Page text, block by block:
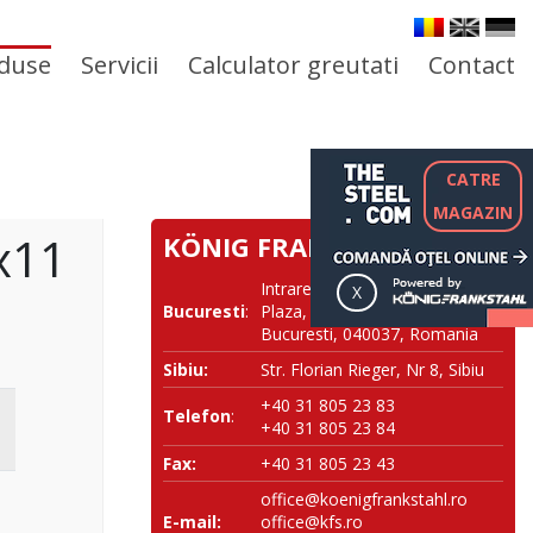
Servicii Calculator greutati Contact
KÖNIG FRANKSTAHL SRL
Bucuresti:
Intrarea NESTOREI nr. 1, River
Plaza, Corp B, et 10, Sector 4,
Bucuresti, 040037, Romania
Sibiu:
Str. Florian Rieger, Nr 8, Sibiu
Telefon:
+40 31 805 23 83
+40 31 805 23 84
Fax:
+40 31 805 23 43
E-mail:
office@koenigfrankstahl.ro
office@kfs.ro
CATRE
MAGAZIN